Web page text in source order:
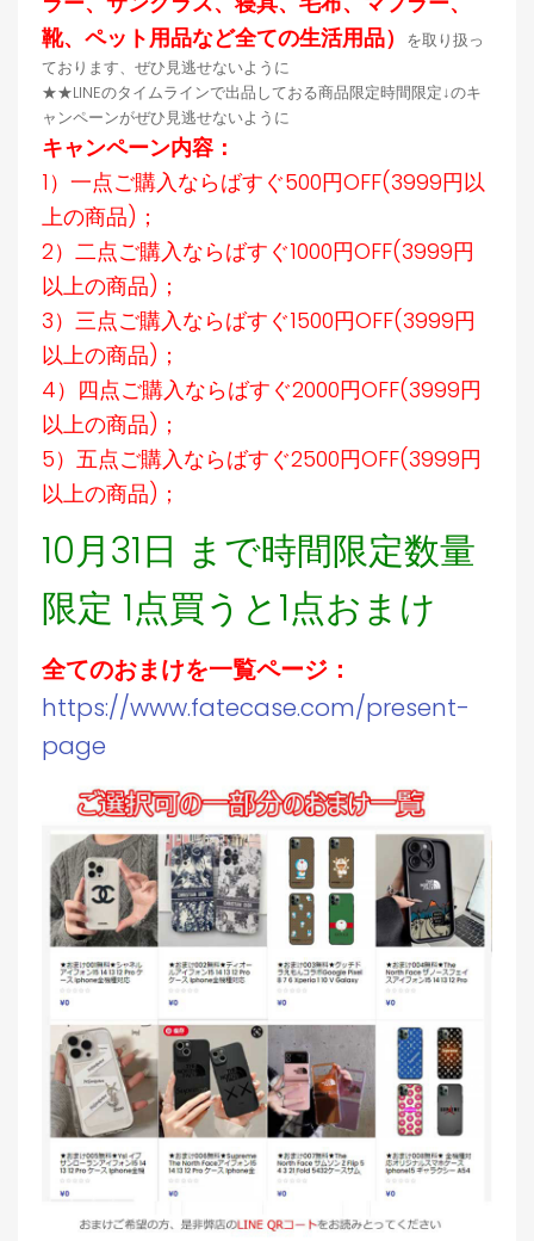
靴、ペット用品など全ての生活用品）
を取り扱っ
ております、ぜひ見逃せないように
★★LINEのタイムラインで出品しておる商品限定時間限定↓のキ
ャンペーンがぜひ見逃せないように
キャンペーン内容：
1）一点ご購入ならばすぐ500円OFF(3999円以
上の商品)；
2）二点ご購入ならばすぐ1000円OFF(3999円
以上の商品)；
3）三点ご購入ならばすぐ1500円OFF(3999円
以上の商品)；
4）四点ご購入ならばすぐ2000円OFF(3999円
以上の商品)；
5）五点ご購入ならばすぐ2500円OFF(3999円
以上の商品)；
10月31日 まで時間限定数量
限定 1点買うと1点おまけ
全てのおまけを一覧ページ：
https://www.fatecase.com/present-
page